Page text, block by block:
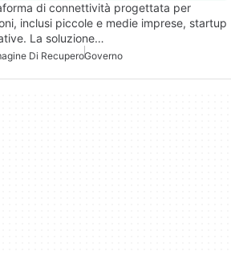
di connettività progettata per
inclusi piccole e medie imprese, startup
La soluzione…
Di RecuperoGoverno